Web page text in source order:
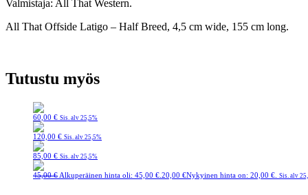
Valmistaja: All That Western.
All That Offside Latigo – Half Breed, 4,5 cm wide, 155 cm long.
Tutustu myös
60,00 € Sis. alv 25,5%
120,00 € Sis. alv 25,5%
85,00 € Sis. alv 25,5%
45,00€ Alkuperäinen hinta oli: 45,00 €. 20,00 €Nykyinen hinta on: 20,00 €. Sis. alv